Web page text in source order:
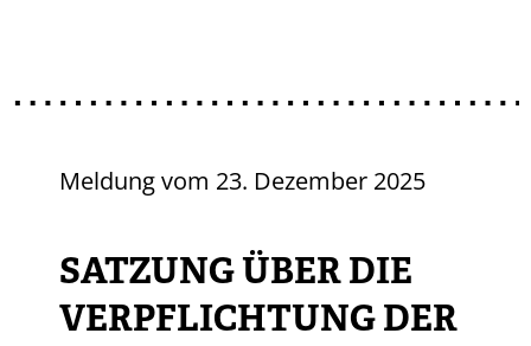
Meldung vom 23. Dezember 2025
SATZUNG ÜBER DIE
VERPFLICHTUNG DER